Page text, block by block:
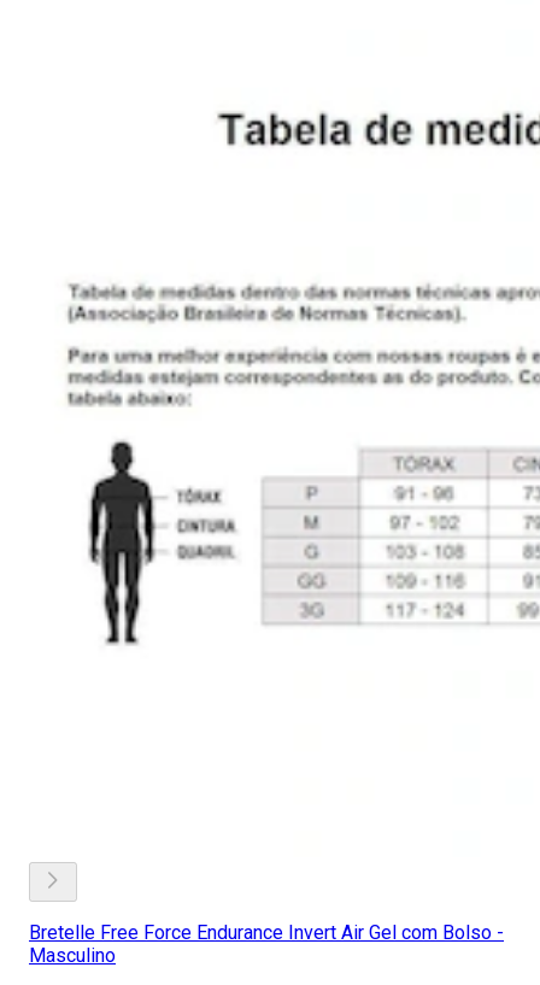
Bretelle Free Force Endurance Invert Air Gel com Bolso -
Masculino